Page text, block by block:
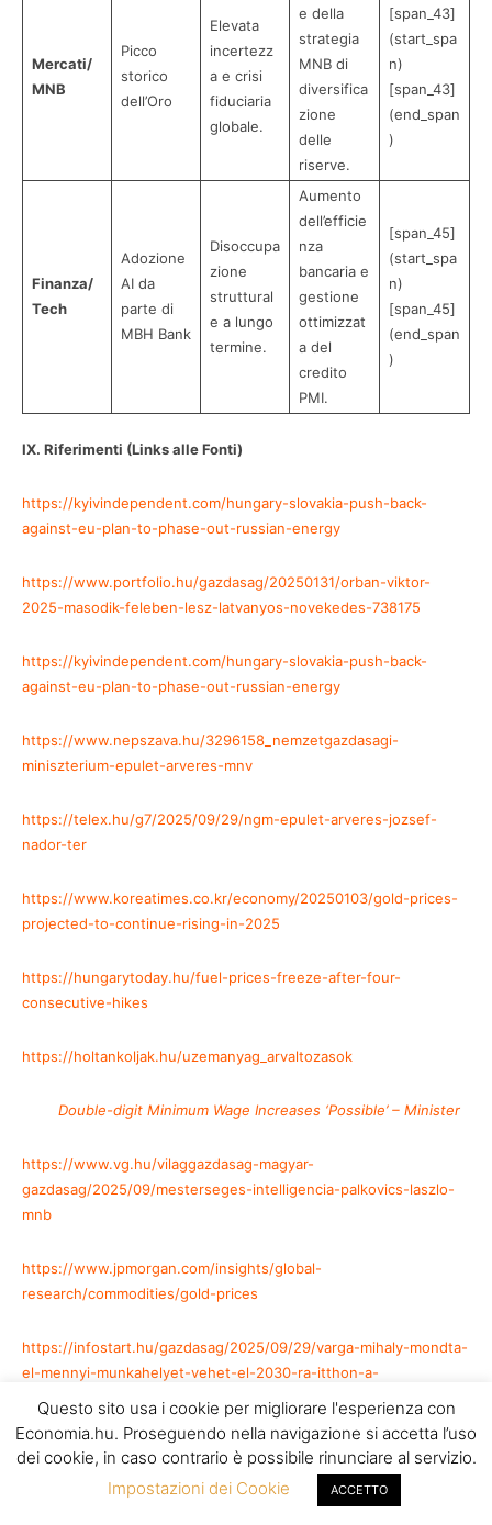
Mercati/
MNB
Picco
storico
dell’Oro
Elevata
incertezz
a e crisi
fiduciaria
globale.
e della
strategia
MNB di
diversifica
zione
delle
riserve.
[span_43]
(start_spa
n)
[span_43]
(end_span
)
Finanza/
Tech
Adozione
AI da
parte di
MBH Bank
Disoccupa
zione
struttural
e a lungo
termine.
Aumento
dell’efficie
nza
bancaria e
gestione
ottimizzat
a del
credito
PMI.
[span_45]
(start_spa
n)
[span_45]
(end_span
)
IX. Riferimenti (Links alle Fonti)
https://kyivindependent.com/hungary-slovakia-push-back-
against-eu-plan-to-phase-out-russian-energy
https://www.portfolio.hu/gazdasag/20250131/orban-viktor-
2025-masodik-feleben-lesz-latvanyos-novekedes-738175
https://kyivindependent.com/hungary-slovakia-push-back-
against-eu-plan-to-phase-out-russian-energy
https://www.nepszava.hu/3296158_nemzetgazdasagi-
miniszterium-epulet-arveres-mnv
https://telex.hu/g7/2025/09/29/ngm-epulet-arveres-jozsef-
nador-ter
https://www.koreatimes.co.kr/economy/20250103/gold-prices-
projected-to-continue-rising-in-2025
https://hungarytoday.hu/fuel-prices-freeze-after-four-
consecutive-hikes
https://holtankoljak.hu/uzemanyag_arvaltozasok
Double-digit Minimum Wage Increases ‘Possible’ – Minister
https://www.vg.hu/vilaggazdasag-magyar-
gazdasag/2025/09/mesterseges-intelligencia-palkovics-laszlo-
mnb
https://www.jpmorgan.com/insights/global-
research/commodities/gold-prices
https://infostart.hu/gazdasag/2025/09/29/varga-mihaly-mondta-
el-mennyi-munkahelyet-vehet-el-2030-ra-itthon-a-
https://www.bmw.hu/hu/footer/quick-link/bmw-vehicle-
Questo sito usa i cookie per migliorare l'esperienza con
Economia.hu. Proseguendo nella navigazione si accetta l’uso
dei cookie, in caso contrario è possibile rinunciare al servizio.
Impostazioni dei Cookie
ACCETTO